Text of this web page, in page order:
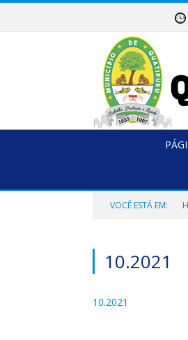
VOCÊ ESTÁ EM:
10.2021
10.2021